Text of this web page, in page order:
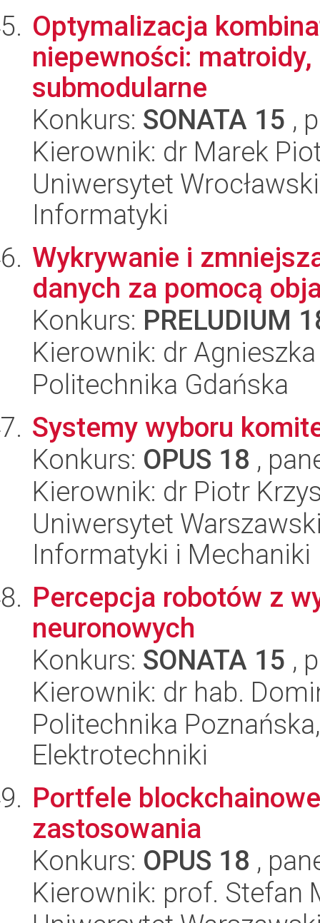
Optymalizacja
niepewności:
submodularne
Konkurs: SONATA 15 ,
Kierownik: dr Marek
Uniwersytet
Informatyki
Wykrywanie i
danych za pomocą
Konkurs: PRELUDIUM
Kierownik: dr Agnieszka
Politechnika Gdańska
Systemy wyboru
Konkurs: OPUS 18 ,
Kierownik: dr Piotr
Uniwersytet
Informatyki i Mechaniki
Percepcja robotów z
neuronowych
Konkurs: SONATA 15 ,
Kierownik: dr hab.
Politechnika
Elektrotechniki
Portfele
zastosowania
Konkurs: OPUS 18 ,
Kierownik: prof. Stefan